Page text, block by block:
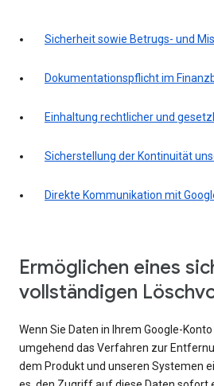
Sicherheit sowie Betrugs- und
Dokumentationspflicht im
Einhaltung rechtlicher und
Sicherstellung der Kontinuität
Direkte Kommunikation mit
Ermöglichen eines
vollständigen
Wenn Sie Daten in Ihrem Google-
umgehend das Verfahren zur
dem Produkt und unseren Systemen